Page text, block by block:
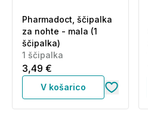
Pharmadoct, ščipalka
za nohte - mala (1
ščipalka)
1 ščipalka
3,49 €
V košarico